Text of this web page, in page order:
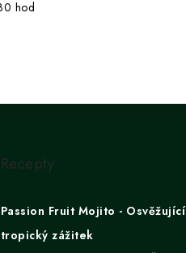
Recepty
Passion Fruit Mojito - Osvěžující
tropický zážitek